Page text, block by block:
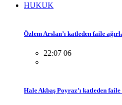
HUKUK
Özlem Arslan’ı katleden faile
22:07 06
Hale Akbaş Poyraz’ı katleden faile